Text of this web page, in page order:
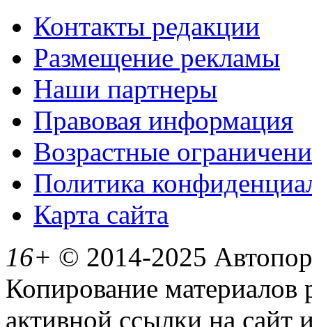
Контакты редакции
Размещение рекламы
Наши партнеры
Правовая информация
Возрастные
Политика
Карта сайта
16+ © 2014-2025
Копирование материалов
активной ссылки на сайт